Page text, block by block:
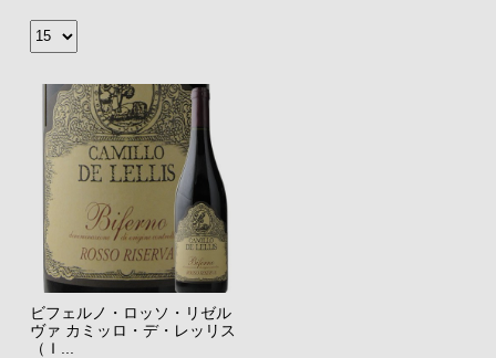
ビフェルノ・ロッソ・リゼル
ヴァ カミッロ・デ・レッリス
（Ｉ...